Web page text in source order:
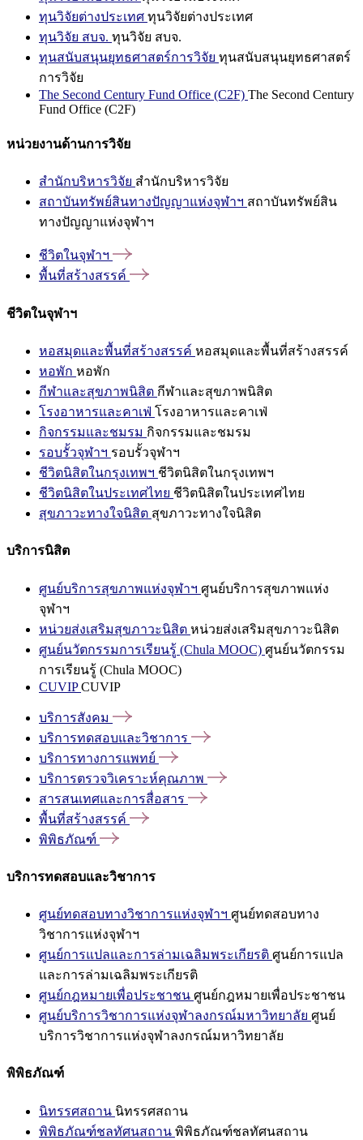
ทุนวิจัยต่างประเทศ ทุนวิจัยต่างประเทศ
ทุนวิจัย สบจ. ทุนวิจัย สบจ.
ทุนสนับสนุนยุทธศาสตร์การวิจัย ทุนสนับสนุนยุทธศาสตร์
การวิจัย
The Second Century Fund Office (C2F) The Second Century
Fund Office (C2F)
หน่วยงานด้านการวิจัย
สำนักบริหารวิจัย สำนักบริหารวิจัย
สถาบันทรัพย์สินทางปัญญาแห่งจุฬาฯ สถาบันทรัพย์สิน
ทางปัญญาแห่งจุฬาฯ
ชีวิตในจุฬาฯ
พื้นที่สร้างสรรค์
ชีวิตในจุฬาฯ
หอสมุดและพื้นที่สร้างสรรค์ หอสมุดและพื้นที่สร้างสรรค์
หอพัก หอพัก
กีฬาและสุขภาพนิสิต กีฬาและสุขภาพนิสิต
โรงอาหารและคาเฟ่ โรงอาหารและคาเฟ่
กิจกรรมและชมรม กิจกรรมและชมรม
รอบรั้วจุฬาฯ รอบรั้วจุฬาฯ
ชีวิตนิสิตในกรุงเทพฯ ชีวิตนิสิตในกรุงเทพฯ
ชีวิตนิสิตในประเทศไทย ชีวิตนิสิตในประเทศไทย
สุขภาวะทางใจนิสิต สุขภาวะทางใจนิสิต
บริการนิสิต
ศูนย์บริการสุขภาพแห่งจุฬาฯ ศูนย์บริการสุขภาพแห่ง
จุฬาฯ
หน่วยส่งเสริมสุขภาวะนิสิต หน่วยส่งเสริมสุขภาวะนิสิต
ศูนย์นวัตกรรมการเรียนรู้ (Chula MOOC) ศูนย์นวัตกรรม
การเรียนรู้ (Chula MOOC)
CUVIPCUVIP
บริการสังคม
บริการทดสอบและวิชาการ
บริการทางการแพทย์
บริการตรวจวิเคราะห์คุณภาพ
สารสนเทศและการสื่อสาร
พื้นที่สร้างสรรค์
พิพิธภัณฑ์
บริการทดสอบและวิชาการ
ศูนย์ทดสอบทางวิชาการแห่งจุฬาฯ ศูนย์ทดสอบทาง
วิชาการแห่งจุฬาฯ
ศูนย์การแปลและการล่ามเฉลิมพระเกียรติ ศูนย์การแปล
และการล่ามเฉลิมพระเกียรติ
ศูนย์กฎหมายเพื่อประชาชน ศูนย์กฎหมายเพื่อประชาชน
ศูนย์บริการวิชาการแห่งจุฬาลงกรณ์มหาวิทยาลัย ศูนย์
บริการวิชาการแห่งจุฬาลงกรณ์มหาวิทยาลัย
พิพิธภัณฑ์
นิทรรศสถาน นิทรรศสถาน
พิพิธภัณฑ์ชลทัศนสถาน พิพิธภัณฑ์ชลทัศนสถาน